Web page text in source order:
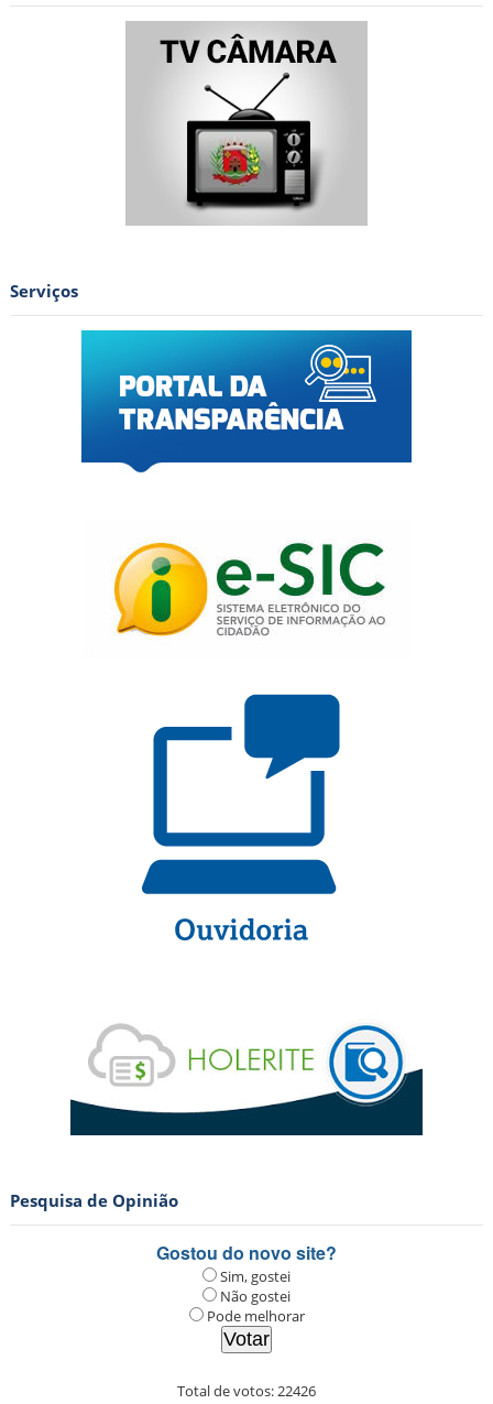
Serviços
Pesquisa de Opinião
Gostou do novo site?
Sim, gostei
Não gostei
Pode melhorar
Total de votos:22426